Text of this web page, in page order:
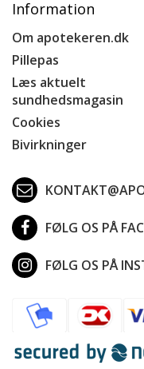
Information
Om apotekeren.dk
Pillepas
Læs aktuelt
sundhedsmagasin
Cookies
Bivirkninger
FØLG OS PÅ
FØLG OS PÅ